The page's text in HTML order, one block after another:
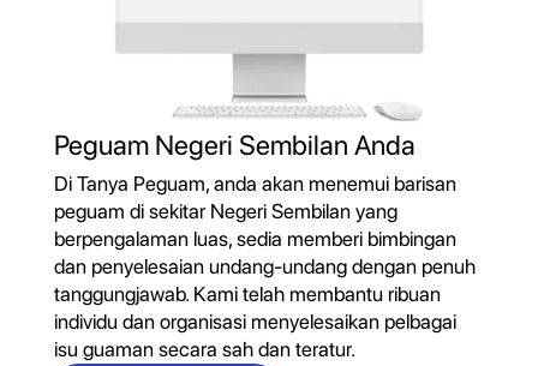
Peguam Negeri Sembilan Anda
Di Tanya Peguam, anda akan menemui barisan
peguam di sekitar Negeri Sembilan yang
berpengalaman luas, sedia memberi bimbingan
dan penyelesaian undang-undang dengan penuh
tanggungjawab. Kami telah membantu ribuan
individu dan organisasi menyelesaikan pelbagai
isu guaman secara sah dan teratur.